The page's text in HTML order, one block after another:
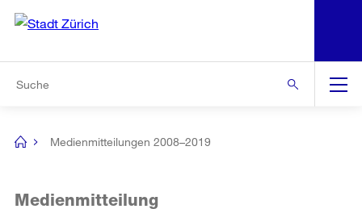
Navigation
[no
Medienmitteilungen 2008–2019
Medienmitteilung